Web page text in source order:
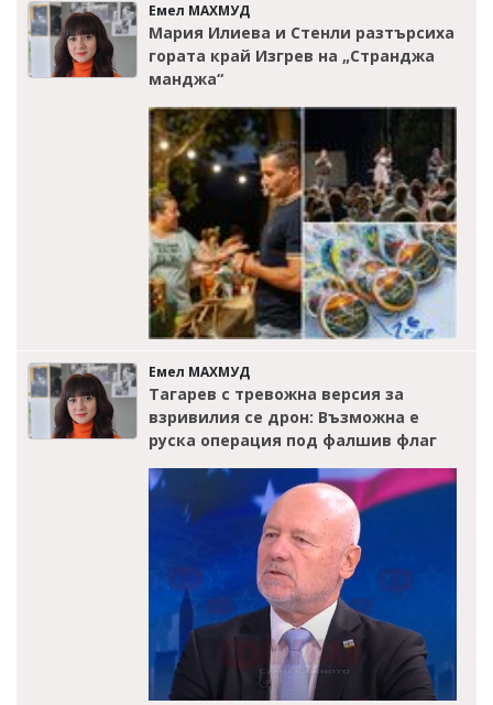
Емел МАХМУД
Мария Илиева и Стенли разтърсиха
гората край Изгрев на „Странджа
манджа“
Емел МАХМУД
Тагарев с тревожна версия за
взривилия се дрон: Възможна е
руска операция под фалшив флаг